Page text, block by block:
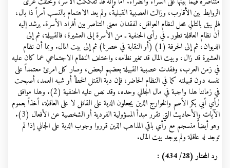
الروابط بين الأقارب، وزالت العصبية القبلية، ولم يعد الاهتمام بالنسب أمراً ذا بال،
فلم يبق بالتالي محل لنظام العواقل، لفقدان معنى التناصر بين أفراد الأسرة. يرشد إليه
أن نظام العاقلة تطور ـ في رأي الحنفية ـ من الأسرة إلى العشيرة، فالقبيلة، ثم إلى
الديوان، ثم إلى الحرفة (1) (أو النقابة في عصرنا) ثم إلى بيت المال. وبما أن نظام
العشيرة قد زال، وبيت المال قد تغير نظامه، واختلف النظام الاجتماعي عما كان عليه
في زمن العرب، وفقدت عصبية القبيلة بعضهم لبعض، وصار كل امرئ معتمداً على
نفسه دون قبيلته كما في النظام الحاضر، فإن دية القتل الخطأ أو شبه العمد، أصبحت
في زماننا هذا واجبة في مال الجاني وحده، وقد نص عليه الحنفية (2). وهذا موافق
لرأي أبي بكر الأصم والخوارج الذين يجعلون الدية على القاتل لا على العاقلة، أخذاً بعموم
الآيات والأحاديث التي تقرر مبدأ المسؤولية الفردية أو الشخصية عن الأفعال (3).
وهو أيضاً منسجم مع رأي باقي المذاهب الذين قرروا وجوب الدية على الجاني إذا لم
توجد له عاقلة ولم يوجد بيت المال.
رد المحتار (28/ 434)
: